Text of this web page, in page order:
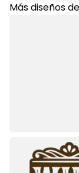
Más diseños de